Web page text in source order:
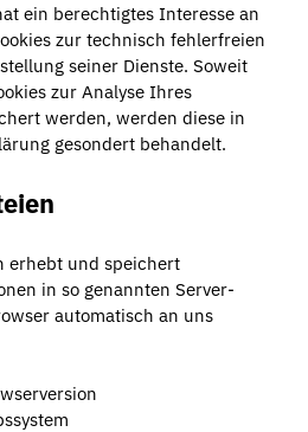
ein berechtigtes Interesse an
zur technisch fehlerfreien
seiner Dienste. Soweit
zur Analyse Ihres
werden, werden diese in
gesondert behandelt.
erhebt und speichert
in so genannten Server-
automatisch an uns